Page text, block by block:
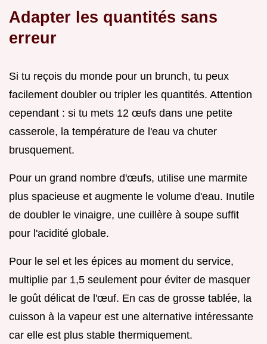
Adapter les quantités sans
erreur
Si tu reçois du monde pour un brunch, tu peux
facilement doubler ou tripler les quantités. Attention
cependant : si tu mets 12 œufs dans une petite
casserole, la température de l'eau va chuter
brusquement.
Pour un grand nombre d'œufs, utilise une marmite
plus spacieuse et augmente le volume d'eau. Inutile
de doubler le vinaigre, une cuillère à soupe suffit
pour l'acidité globale.
Pour le sel et les épices au moment du service,
multiplie par 1,5 seulement pour éviter de masquer
le goût délicat de l'œuf. En cas de grosse tablée, la
cuisson à la vapeur est une alternative intéressante
car elle est plus stable thermiquement.